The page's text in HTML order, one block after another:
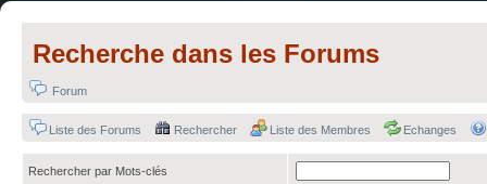
Recherche dans les Forums
Forum
Liste des Forums Rechercher Liste des Membres Echanges
Rechercher par Mots-clés